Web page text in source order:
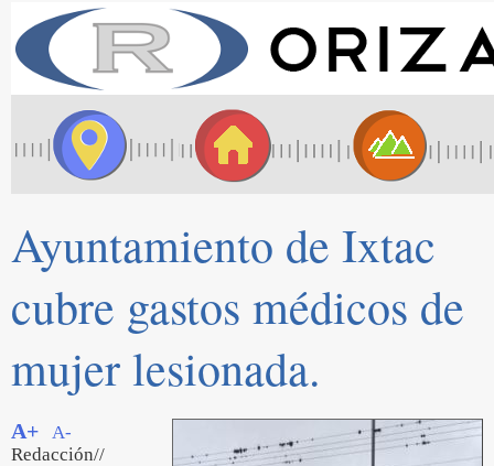
Ayuntamiento de Ixtac
cubre gastos médicos de
mujer lesionada.
A+
A-
Redacción//